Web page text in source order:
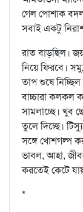
গেল পোশাক
সবাই একটু
রাত বাড়ছিল।
নিয়ে ফিরবে।
তাপ শুষে
বাচ্চারা কলকল
সামলাচ্ছে। খুব
তুলে দিচ্ছে।
সঙ্গে খোশগল্প
ভাবল, আহা,
করতেই কেটে
*